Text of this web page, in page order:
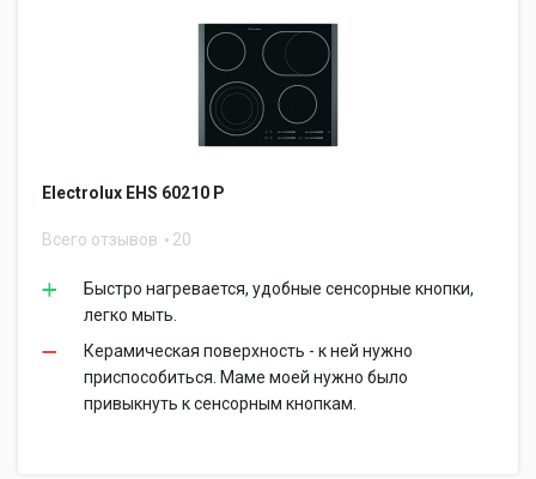
Electrolux EHS 60210 P
Всего отзывов 20
Быстро нагревается, удобные сенсорные кнопки,
легко мыть.
Керамическая поверхность - к ней нужно
приспособиться. Маме моей нужно было
привыкнуть к сенсорным кнопкам.